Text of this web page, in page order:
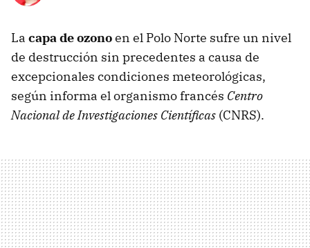
La capa de ozonoen el Polo Norte sufre un nivel
de destrucción sin precedentes a causa de
excepcionales condiciones meteorológicas,
según informa el organismo francés Centro
Nacional de Investigaciones Científicas (CNRS).